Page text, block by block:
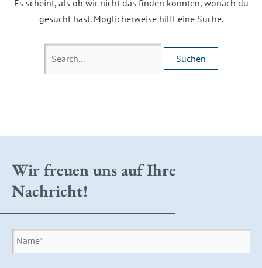
Es scheint, als ob wir nicht das finden konnten, wonach du
gesucht hast. Möglicherweise hilft eine Suche.
Wir freuen uns auf Ihre
Nachricht!